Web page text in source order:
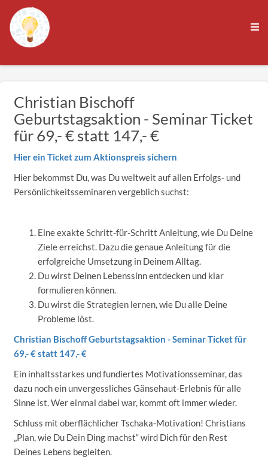
Christian Bischoff
Geburtstagsaktion - Seminar Ticket
für 69,- € statt 147,- €
Hier ein Ticket zum Aktionspreis sichern
Hier bekommst Du, was Du weltweit auf allen Erfolgs- und
Persönlichkeitsseminaren vergeblich suchst:
Eine exakte Schritt-für-Schritt Anleitung, wie Du Deine
Ziele erreichst. Dazu die genaue Anleitung für die
erfolgreiche Umsetzung in Deinem Alltag.
Du wirst Deinen Lebenssinn entdecken und klar
formulieren können.
Du wirst die Strategien lernen, wie Du alle Deine
Probleme löst.
Christian Bischoff Geburtstagsaktion - Seminar Ticket für
69,- € statt 147,- €
Ein inhaltsstarkes und fundiertes Motivationsseminar, das
dazu noch ein unvergessliches Gänsehaut-Erlebnis für alle
Sinne ist. Wer einmal dabei war, kommt oft immer wieder.
Schluss mit oberflächlicher Tschaka-Motivation! Christians
„Plan, wie Du Dein Ding machst“ wird Dich für den Rest
Deines Lebens begleiten.